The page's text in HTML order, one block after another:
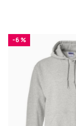
-6 %